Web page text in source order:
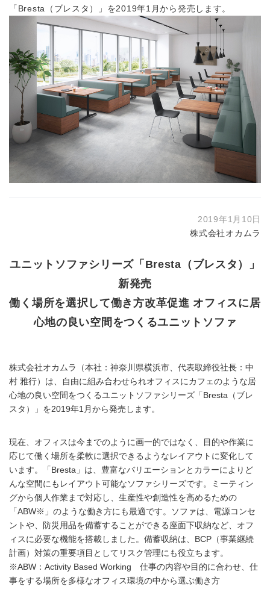
「Bresta（ブレスタ）」を2019年1月から発売します。
2019年1月10日
株式会社オカムラ
ユニットソファシリーズ「Bresta（ブレスタ）」
新発売
働く場所を選択して働き方改革促進 オフィスに居
心地の良い空間をつくるユニットソファ
株式会社オカムラ（本社：神奈川県横浜市、代表取締役社長：中
村 雅行）は、自由に組み合わせられオフィスにカフェのような居
心地の良い空間をつくるユニットソファシリーズ「Bresta（ブレ
スタ）」を2019年1月から発売します。
現在、オフィスは今までのように画一的ではなく、目的や作業に
応じて働く場所を柔軟に選択できるようなレイアウトに変化して
います。「Bresta」は、豊富なバリエーションとカラーによりど
んな空間にもレイアウト可能なソファシリーズです。ミーティン
グから個人作業まで対応し、生産性や創造性を高めるための
「ABW※」のような働き方にも最適です。ソファは、電源コンセ
ントや、防災用品を備蓄することができる座面下収納など、オフ
ィスに必要な機能を搭載しました。備蓄収納は、BCP（事業継続
計画）対策の重要項目としてリスク管理にも役立ちます。
※ABW：Activity Based Working 仕事の内容や目的に合わせ、仕
事をする場所を多様なオフィス環境の中から選ぶ働き方